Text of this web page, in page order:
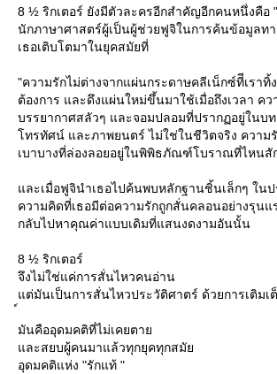
8 ½ ริกเตอร์ ยังมีตัวละครอีกสำคัญอีกคนหนึ่งคือ
นักภาษาศาสตร์ผู้เป็นผู้ช่วยฟูจิในการค้นข้อมูลท
เธอเติบโตมาในยุคสมัยที่
"ความรักไม่ต่างจากแผ่นกระดาษคลีเน็กซ์ทีีเราทิ้
ต้องการ และดึงแผ่นใหม่ขึ้นมาใช้เมื่อถึงเวลา คว
บรรยากาศสลัวๆ และจอมปลอมที่ปรากฏอยู่ในบท
ทรทัศน์ และภาพยนตร์ ไม่ใช่ในชีวิตจริง ความ
เบาบางที่ล่องลอยอยู่ในพิพิธภัณฑ์โบราณที่ไหนสั
ละเมื่อฟูจินำเธอไปค้นพบหลักฐานชิ้นเล็กๆ ใน
ความคิดที่เธอมีต่อความรักถูกสั่นคลอนอย่างรุนแ
กลับไปหาคุณค่าแบบเดิมที่แสนงดงามอันนั้น
8 ½ ริกเตอร์
จึงไม่ใช่แค่การสั่นไหวคนอ่าน
ต่มันเป็นการสั่นไหวประวัติศาตร์ ด้วยการเติม
มันคืออุดมคติที่ไม่เคยตา
ละสยบผู้คนมาแล้วทุกยุคทุกสมั
อุดมคติแห่ง "รักแท้ "